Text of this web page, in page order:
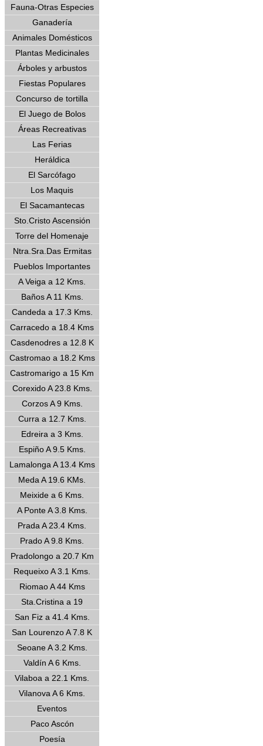
Fauna-Otras Especies
Ganadería
Animales Domésticos
Plantas Medicinales
Árboles y arbustos
Fiestas Populares
Concurso de tortilla
El Juego de Bolos
Áreas Recreativas
Las Ferias
Heráldica
El Sarcófago
Los Maquis
El Sacamantecas
Sto.Cristo Ascensión
Torre del Homenaje
Ntra.Sra.Das Ermitas
Pueblos Importantes
A Veiga a 12 Kms.
Baños A 11 Kms.
Candeda a 17.3 Kms.
Carracedo a 18.4 Kms
Casdenodres a 12.8 K
Castromao a 18.2 Kms
Castromarigo a 15 Km
Corexido A 23.8 Kms.
Corzos A 9 Kms.
Curra a 12.7 Kms.
Edreira a 3 Kms.
Espiño A 9.5 Kms.
Lamalonga A 13.4 Kms
Meda A 19.6 KMs.
Meixide a 6 Kms.
A Ponte A 3.8 Kms.
Prada A 23.4 Kms.
Prado A 9.8 Kms.
Pradolongo a 20.7 Km
Requeixo A 3.1 Kms.
Riomao A 44 Kms
Sta.Cristina a 19
San Fiz a 41.4 Kms.
San Lourenzo A 7.8 K
Seoane A 3.2 Kms.
Valdín A 6 Kms.
Vilaboa a 22.1 Kms.
Vilanova A 6 Kms.
Eventos
Paco Ascón
Poesía